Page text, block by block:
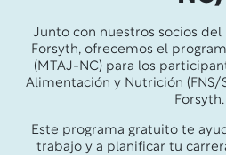
Junto con nuestros socios del
Forsyth, ofrecemos el
(MTAJ-NC) para los
Alimentación y Nutrición (FNS/
Forsyth.
Este programa gratuito te
trabajo y a planificar tu